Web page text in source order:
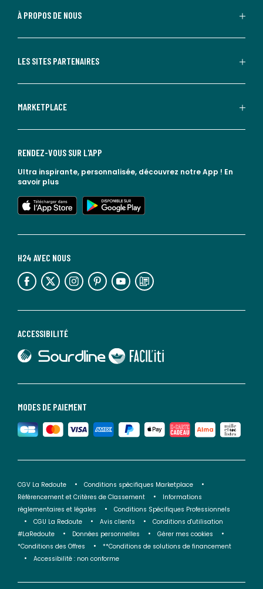
À PROPOS DE NOUS
LES SITES PARTENAIRES
MARKETPLACE
MODES DE PAIEMENT
ACCESSIBILITÉ
lien vers Sourdline
lien vers Faciliti
H24 AVEC NOUS
lien vers l'espace réseaux sociaux lien vers l'espace réseaux sociaux lien vers l'espace réseaux sociaux lien vers l'espace réseaux sociaux lien vers l'espace réseaux sociaux lien vers le blog la redoute
RENDEZ-VOUS SUR L'APP
Ultra inspirante, personnalisée, découvrez notre App ! En
savoir plus
lien vers l'app store
lien vers google play
CGV La Redoute
Conditions spécifiques Marketplace
Référencement et Critères de Classement
Informations
réglementaires et légales
Conditions Spécifiques Professionnels
CGU La Redoute
Avis clients
Conditions d'utilisation
#LaRedoute
Données personnelles
Gérer mes cookies
*Conditions des Offres
**Conditions de solutions de financement
Accessibilité : non conforme